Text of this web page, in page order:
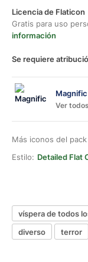
Licencia de Flaticon
Gratis para uso
información
Se requiere
Magnific
Ver
Más iconos del pack
Estilo: Detailed Flat
víspera de todos
diverso
terror